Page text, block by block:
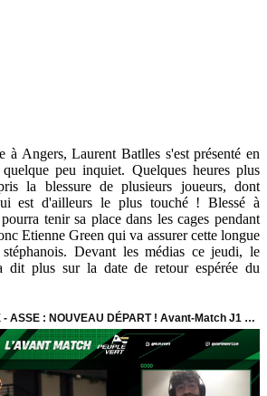
à Angers, Laurent Batlles s'est présenté en
peu inquiet. Quelques heures plus
la blessure de plusieurs joueurs, dont
est d'ailleurs le plus touché ! Blessé à
tenir sa place dans les cages pendant
Etienne Green qui va assurer cette longue
Devant les médias ce jeudi, le
dit plus sur la date de retour espérée du